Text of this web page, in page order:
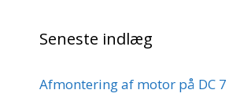
Seneste indlæg
Afmontering af motor på DC 7